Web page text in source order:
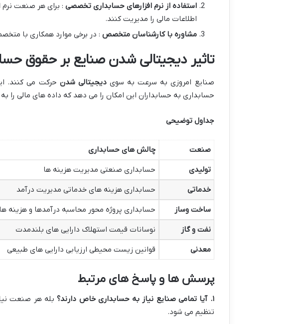
استفاده از نرم افزارهای حسابداری تخصصی : برای هر صنعت نرم
اطلاعات مالی را مدیریت کنند.
مشاوره با کارشناسان متخصص : در برخی موارد همکاری با
تاثیر دیجیتالی شدن صنایع بر حقوق
صنایع امروزی به سرعت به سویدیجیتالی شدن حرکت می کنند.
حسابداری به حسابداران این امکان را می دهد که داده های مالی
جداول توضیحی
صنعت چالش های حسابداری
تولیدی
حسابداری صنعتی مدیریت هزینه ها
خدماتی
حسابداری هزینه های خدماتی مدیریت درآمد
ساخت وساز
حسابداری پروژه محور محاسبه درآمدها و هزینه
نفت و گاز
نوسانات قیمت استهلاک دارایی های بلندمدت
معدنی
قوانین زیست محیطی ارزیابی دارایی های طبیعی
پرسش ها و پاسخ های مرتبط
۱.آیا تمامی صنایع نیاز به حسابداری خاص دارند؟بله هر صنعت
تنظیم می شود.